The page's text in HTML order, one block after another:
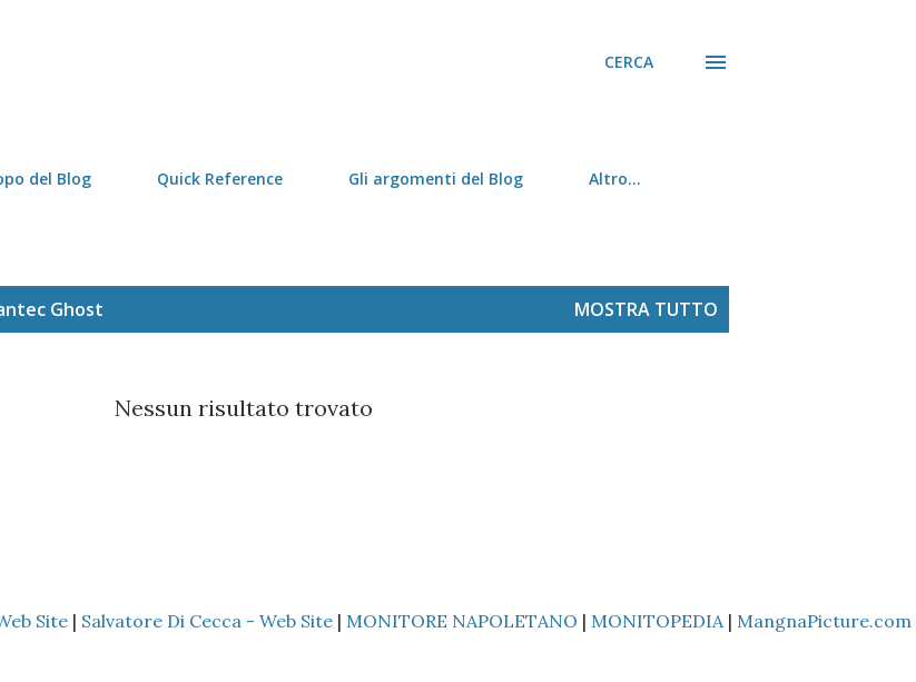
CERCA
del Blog Quick Reference Gli argomenti del Blog Altro…
Ghost MOSTRA TUTTO
Nessun risultato trovato
Site | Salvatore Di Cecca - Web Site | MONITORE NAPOLETANO | MONITOPEDIA| MangnaPicture.com